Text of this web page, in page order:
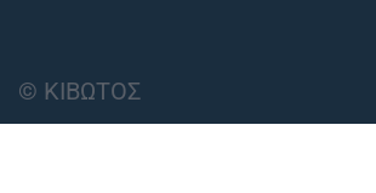
© ΚΙΒΩΤΟΣ